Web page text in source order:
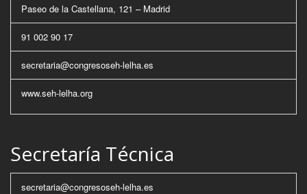
Paseo de la Castellana, 121 – Madrid
91 002 90 17
secretaria@congresoseh-lelha.es
www.seh-lelha.org
Secretaría Técnica
secretaria@congresoseh-lelha.es